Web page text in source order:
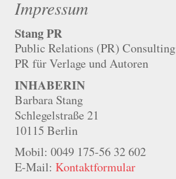
Impressum
Stang PR
Public Relations (PR) Consulting
PR für Verlage und Autoren
INHABERIN
Barbara Stang
Schlegelstraße 21
10115 Berlin
Mobil: 0049 175-56 32 602
E-Mail: Kontaktformular